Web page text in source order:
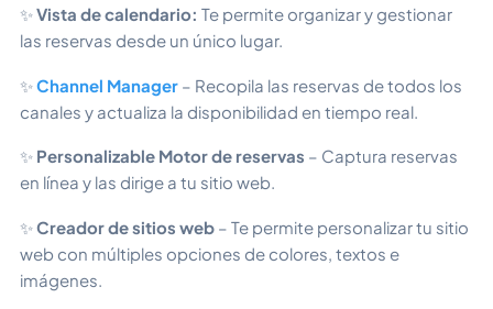
✨Vista de calendario: Te permite organizar y gestionar
las reservas desde un único lugar.
✨Channel Manager – Recopila las reservas de todos los
canales y actualiza la disponibilidad en tiempo real.
✨ Personalizable Motor de reservas – Captura reservas
en línea y las dirige a tu sitio web.
✨Creador de sitios web – Te permite personalizar tu sitio
web con múltiples opciones de colores, textos e
imágenes.